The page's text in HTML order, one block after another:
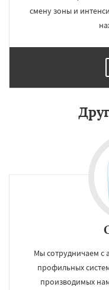
смену зоны и
Мы сотрудничаем с
профильных
производимых